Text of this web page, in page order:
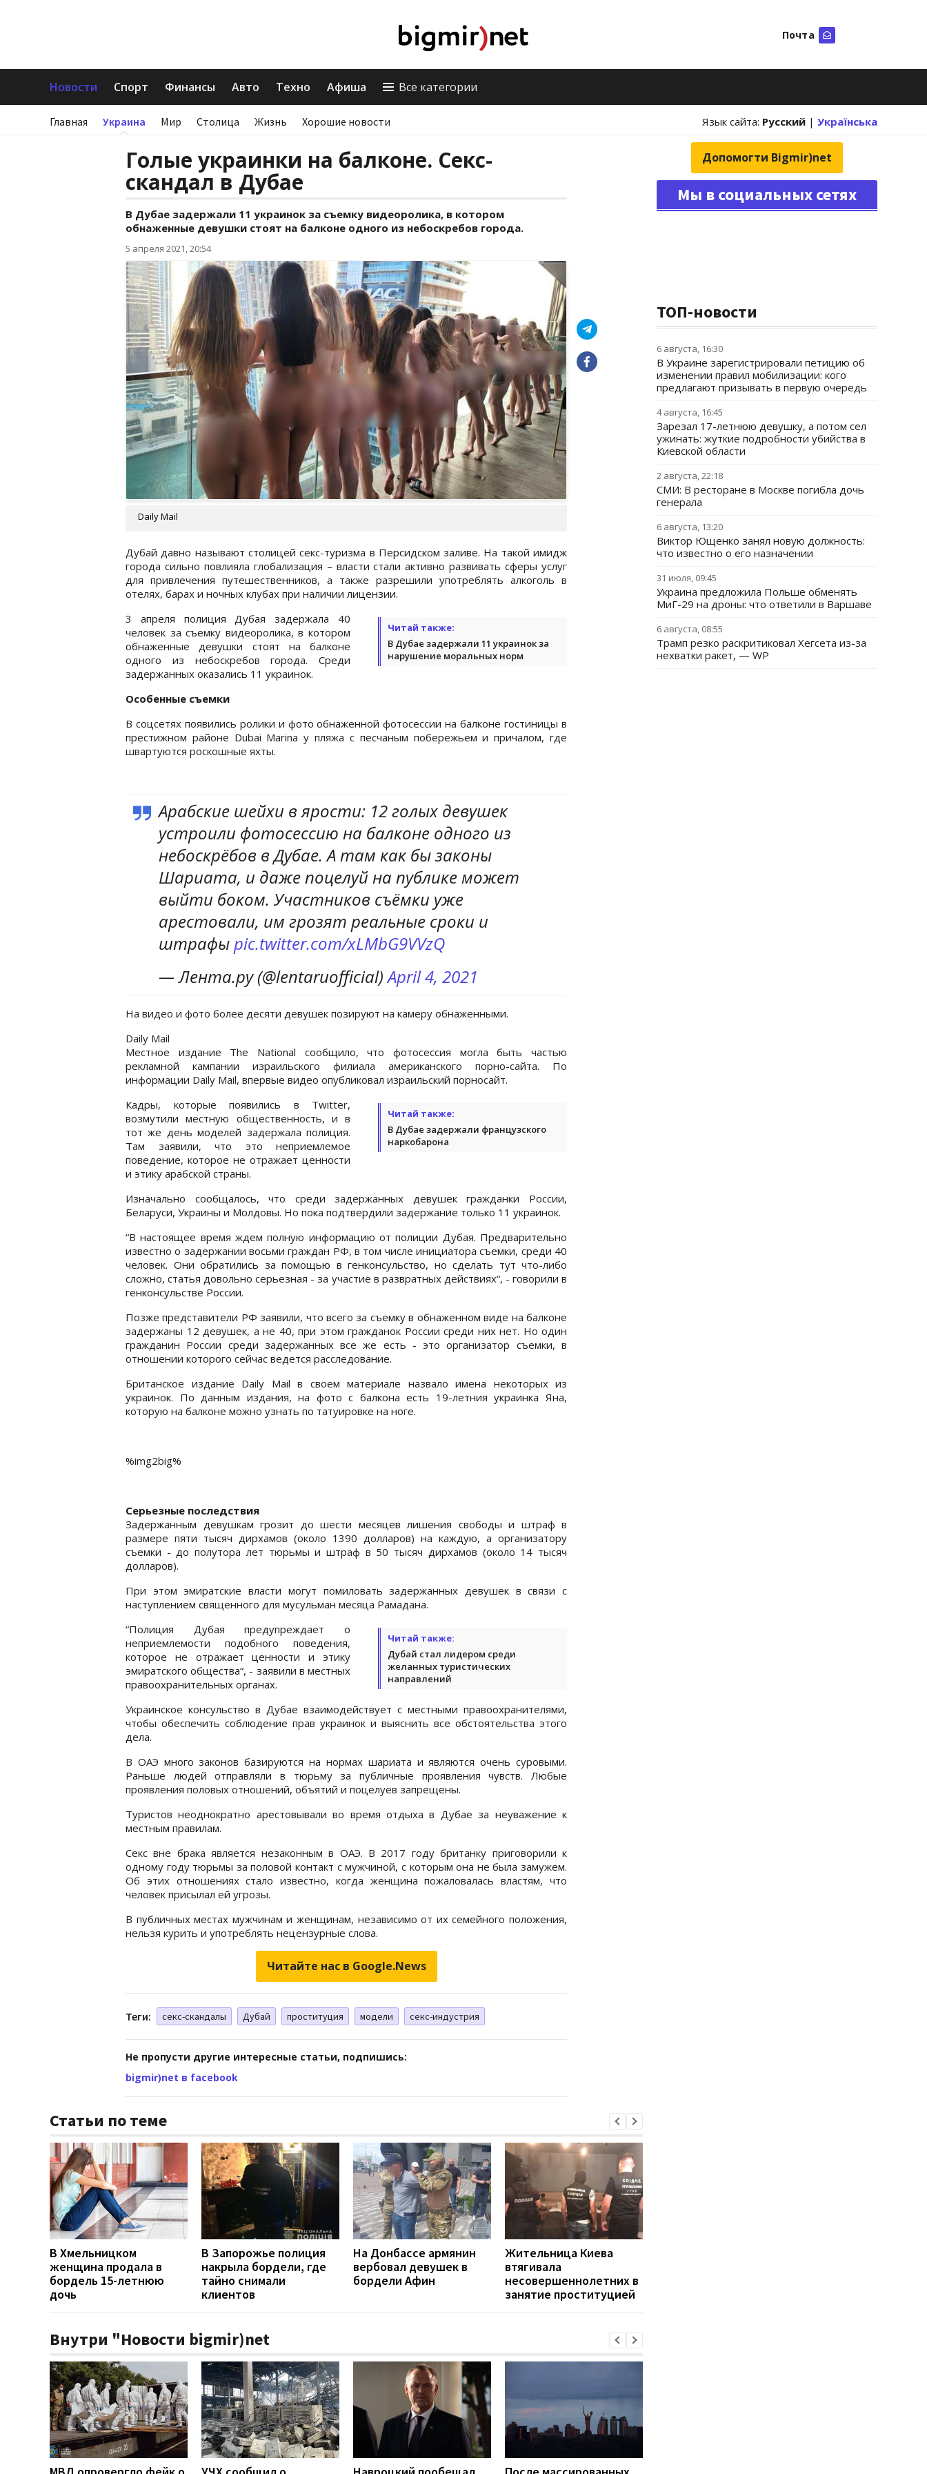
Почта
Новости Спорт Финансы Авто Техно Афиша Все категории
Главная Украина Мир Столица Жизнь Хорошие новости Язык сайта: Русский | Українська
Голые украинки на балконе. Секс-
скандал в Дубае
В Дубае задержали 11 украинок за съемку видеоролика, в котором
обнаженные девушки стоят на балконе одного из небоскребов города.
5 апреля 2021, 20:54
Daily Mail
Дубай давно называют столицей секс-туризма в Персидском заливе. На такой имидж
города сильно повлияла глобализация – власти стали активно развивать сферы услуг
для привлечения путешественников, а также разрешили употреблять алкоголь в
отелях, барах и ночных клубах при наличии лицензии.
Читай также:
В Дубае задержали 11 украинок за
нарушение моральных норм
3 апреля полиция Дубая задержала 40
человек за съемку видеоролика, в котором
обнаженные девушки стоят на балконе
одного из небоскребов города. Среди
задержанных оказались 11 украинок.
Особенные съемки
В соцсетях появились ролики и фото обнаженной фотосессии на балконе гостиницы в
престижном районе Dubai Marina у пляжа с песчаным побережьем и причалом, где
швартуются роскошные яхты.
Арабские шейхи в ярости: 12 голых девушек
устроили фотосессию на балконе одного из
небоскрёбов в Дубае. А там как бы законы
Шариата, и даже поцелуй на публике может
выйти боком. Участников съёмки уже
арестовали, им грозят реальные сроки и
штрафыpic.twitter.com/xLMbG9VVzQ
— Лента.ру (@lentaruofficial)April 4, 2021
На видео и фото более десяти девушек позируют на камеру обнаженными.
Daily Mail
Местное издание The National сообщило, что фотосессия могла быть частью
рекламной кампании израильского филиала американского порно-сайта. По
информации Daily Mail, впервые видео опубликовал израильский порносайт.
Читай также:
В Дубае задержали французского
наркобарона
Кадры, которые появились в Twitter,
возмутили местную общественность, и в
тот же день моделей задержала полиция.
Там заявили, что это неприемлемое
поведение, которое не отражает ценности
и этику арабской страны.
Изначально сообщалось, что среди задержанных девушек гражданки России,
Беларуси, Украины и Молдовы. Но пока подтвердили задержание только 11 украинок.
“В настоящее время ждем полную информацию от полиции Дубая. Предварительно
известно о задержании восьми граждан РФ, в том числе инициатора съемки, среди 40
человек. Они обратились за помощью в генконсульство, но сделать тут что-либо
сложно, статья довольно серьезная - за участие в развратных действиях“, - говорили в
генконсульстве России.
Позже представители РФ заявили, что всего за съемку в обнаженном виде на балконе
задержаны 12 девушек, а не 40, при этом гражданок России среди них нет. Но один
гражданин России среди задержанных все же есть - это организатор съемки, в
отношении которого сейчас ведется расследование.
Британское издание Daily Mail в своем материале назвало имена некоторых из
украинок. По данным издания, на фото с балкона есть 19-летния украинка Яна,
которую на балконе можно узнать по татуировке на ноге.
%img2big%
Серьезные последствия
Задержанным девушкам грозит до шести месяцев лишения свободы и штраф в
размере пяти тысяч дирхамов (около 1390 долларов) на каждую, а организатору
съемки - до полутора лет тюрьмы и штраф в 50 тысяч дирхамов (около 14 тысяч
долларов).
При этом эмиратские власти могут помиловать задержанных девушек в связи с
наступлением священного для мусульман месяца Рамадана.
Читай также:
Дубай стал лидером среди
желанных туристических
направлений
“Полиция Дубая предупреждает о
неприемлемости подобного поведения,
которое не отражает ценности и этику
эмиратского общества“, - заявили в местных
правоохранительных органах.
Украинское консульство в Дубае взаимодействует с местными правоохранителями,
чтобы обеспечить соблюдение прав украинок и выяснить все обстоятельства этого
дела.
В ОАЭ много законов базируются на нормах шариата и являются очень суровыми.
Раньше людей отправляли в тюрьму за публичные проявления чувств. Любые
проявления половых отношений, объятий и поцелуев запрещены.
Туристов неоднократно арестовывали во время отдыха в Дубае за неуважение к
местным правилам.
Секс вне брака является незаконным в ОАЭ. В 2017 году британку приговорили к
одному году тюрьмы за половой контакт с мужчиной, с которым она не была замужем.
Об этих отношениях стало известно, когда женщина пожаловалась властям, что
человек присылал ей угрозы.
В публичных местах мужчинам и женщинам, независимо от их семейного положения,
нельзя курить и употреблять нецензурные слова.
Читайте нас в Google.News
Теги: секс-скандалы Дубай проституция модели секс-индустрия
Не пропусти другие интересные статьи, подпишись:
bigmir)net в facebook
Статьи по теме
В Хмельницком
женщина продала в
бордель 15-летнюю
дочь
В Запорожье полиция
накрыла бордели, где
тайно снимали
клиентов
На Донбассе армянин
вербовал девушек в
бордели Афин
Жительница Киева
втягивала
несовершеннолетних в
занятие проституцией
Внутри "Новости bigmir)net
Допомогти Bigmir)net
Мы в социальных сетях
ТОП-новости
6 августа, 16:30
В Украине зарегистрировали петицию об
изменении правил мобилизации: кого
предлагают призывать в первую очередь
4 августа, 16:45
Зарезал 17-летнюю девушку, а потом сел
ужинать: жуткие подробности убийства в
Киевской области
2 августа, 22:18
СМИ: В ресторане в Москве погибла дочь
генерала
6 августа, 13:20
Виктор Ющенко занял новую должность:
что известно о его назначении
31 июля, 09:45
Украина предложила Польше обменять
МиГ-29 на дроны: что ответили в Варшаве
6 августа, 08:55
Трамп резко раскритиковал Хегсета из-за
нехватки ракет, — WP